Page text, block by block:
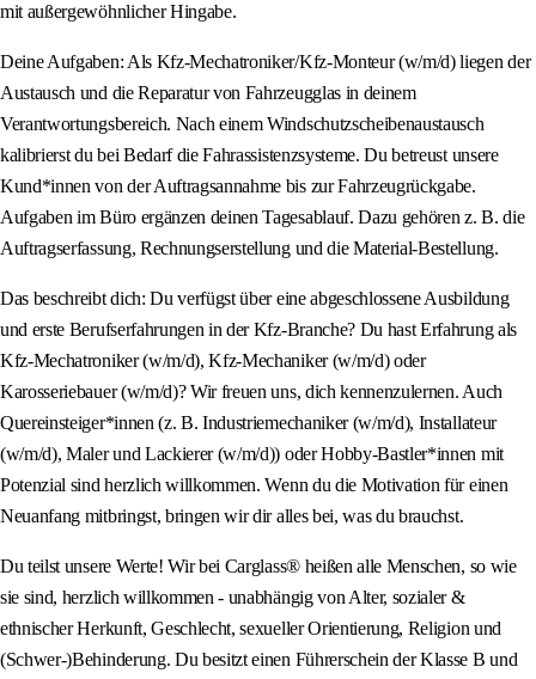
mit außergewöhnlicher Hingabe.
Deine Aufgaben: Als Kfz-Mechatroniker/Kfz-Monteur (w/m/d) liegen der
Austausch und die Reparatur von Fahrzeugglas in deinem
Verantwortungsbereich. Nach einem Windschutzscheibenaustausch
kalibrierst du bei Bedarf die Fahrassistenzsysteme. Du betreust unsere
Kund*innen von der Auftragsannahme bis zur Fahrzeugrückgabe.
Aufgaben im Büro ergänzen deinen Tagesablauf. Dazu gehören z. B. die
Auftragserfassung, Rechnungserstellung und die Material-Bestellung.
Das beschreibt dich: Du verfügst über eine abgeschlossene Ausbildung
und erste Berufserfahrungen in der Kfz-Branche? Du hast Erfahrung als
Kfz-Mechatroniker (w/m/d), Kfz-Mechaniker (w/m/d) oder
Karosseriebauer (w/m/d)? Wir freuen uns, dich kennenzulernen. Auch
Quereinsteiger*innen (z. B. Industriemechaniker (w/m/d), Installateur
(w/m/d), Maler und Lackierer (w/m/d)) oder Hobby-Bastler*innen mit
Potenzial sind herzlich willkommen. Wenn du die Motivation für einen
Neuanfang mitbringst, bringen wir dir alles bei, was du brauchst.
Du teilst unsere Werte! Wir bei Carglass® heißen alle Menschen, so wie
sie sind, herzlich willkommen - unabhängig von Alter, sozialer &
ethnischer Herkunft, Geschlecht, sexueller Orientierung, Religion und
(Schwer-)Behinderung. Du besitzt einen Führerschein der Klasse B und